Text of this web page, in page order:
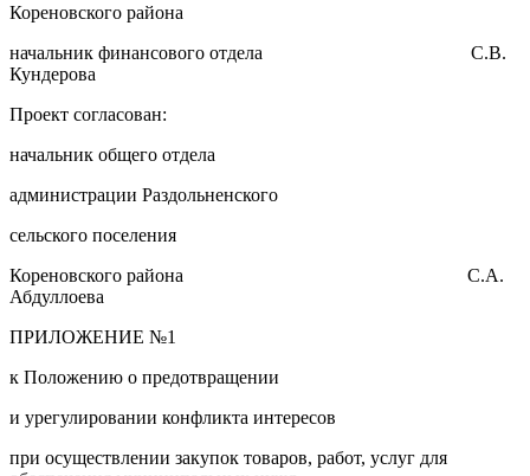
Кореновского района
начальник финансового отдела С.В.
Кундерова
Проект согласован:
начальник общего отдела
администрации Раздольненского
сельского поселения
Кореновского района С.А.
Абдуллоева
ПРИЛОЖЕНИЕ №1
к Положению о предотвращении
и урегулировании конфликта интересов
при осуществлении закупок товаров, работ, услуг для